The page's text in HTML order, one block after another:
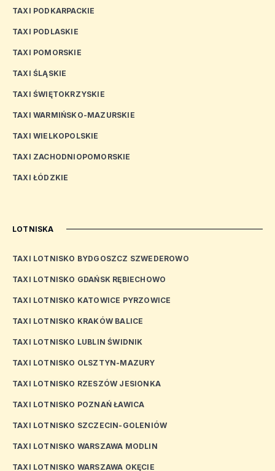
TAXI PODKARPACKIE
TAXI PODLASKIE
TAXI POMORSKIE
TAXI ŚLĄSKIE
TAXI ŚWIĘTOKRZYSKIE
TAXI WARMIŃSKO-MAZURSKIE
TAXI WIELKOPOLSKIE
TAXI ZACHODNIOPOMORSKIE
TAXI ŁÓDZKIE
LOTNISKA
TAXI LOTNISKO BYDGOSZCZ SZWEDEROWO
TAXI LOTNISKO GDAŃSK RĘBIECHOWO
TAXI LOTNISKO KATOWICE PYRZOWICE
TAXI LOTNISKO KRAKÓW BALICE
TAXI LOTNISKO LUBLIN ŚWIDNIK
TAXI LOTNISKO OLSZTYN-MAZURY
TAXI LOTNISKO RZESZÓW JESIONKA
TAXI LOTNISKO POZNAŃ ŁAWICA
TAXI LOTNISKO SZCZECIN-GOLENIÓW
TAXI LOTNISKO WARSZAWA MODLIN
TAXI LOTNISKO WARSZAWA OKĘCIE